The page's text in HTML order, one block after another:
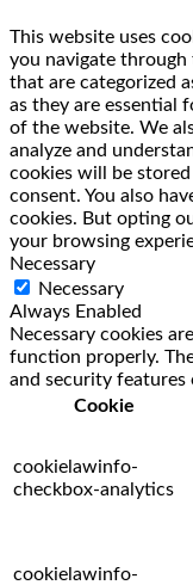
This website uses
you navigate
that are categorized
as they are essential
of the website. We
analyze and
cookies will be
consent. You also
cookies. But opting
your browsing
Necessary
Necessary
Always Enabled
Necessary cookies
function properly.
and security features
Cookie
cookielawinfo-
checkbox-analytics
cookielawinfo-